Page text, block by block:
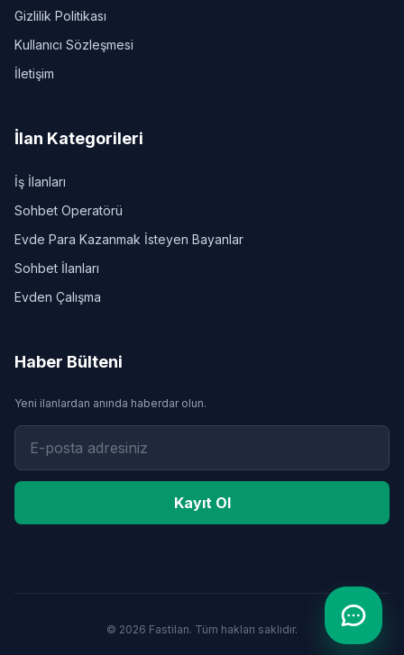
Gizlilik Politikası
Kullanıcı Sözleşmesi
İletişim
İlan Kategorileri
İş İlanları
Sohbet Operatörü
Evde Para Kazanmak İsteyen Bayanlar
Sohbet İlanları
Evden Çalışma
Haber Bülteni
Yeni ilanlardan anında haberdar olun.
Kayıt Ol
© 2026 Fastilan. Tüm hakları saklıdır.